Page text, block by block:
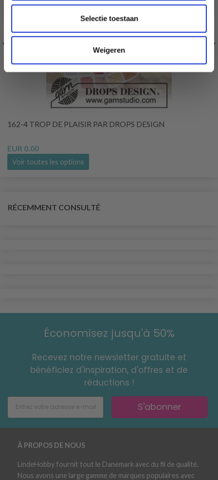
Selectie toestaan
Weigeren
162-4 TROP DE PLAISIR PAR DROPS DESIGN
EUR 0.00
Voir toutes les options
RÉCEMMENT CONSULTÉ
Économisez jusqu'à 50%
Recevez notre newsletter gratuite et
bénéficiez d'inspiration, d'offres et de
réductions !
S'abonner
À PROPOS DE NOUS
LindeHobby fournit tout le Danemark avec du fil de qualité.
Nous avons une large gamme de marques populaires avec